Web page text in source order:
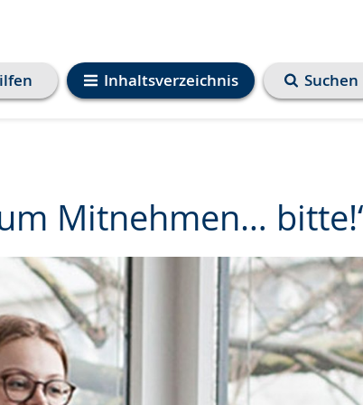
Inhaltsverzeichnis Suchen
Mitnehmen…